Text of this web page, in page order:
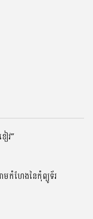
វ”
មកំហែងនៃកុំព្យូទ័រ